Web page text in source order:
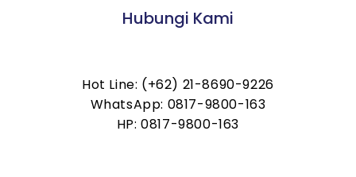
Hubungi Kami
Hot Line: (+62) 21-8690-9226
WhatsApp: 0817-9800-163
HP: 0817-9800-163